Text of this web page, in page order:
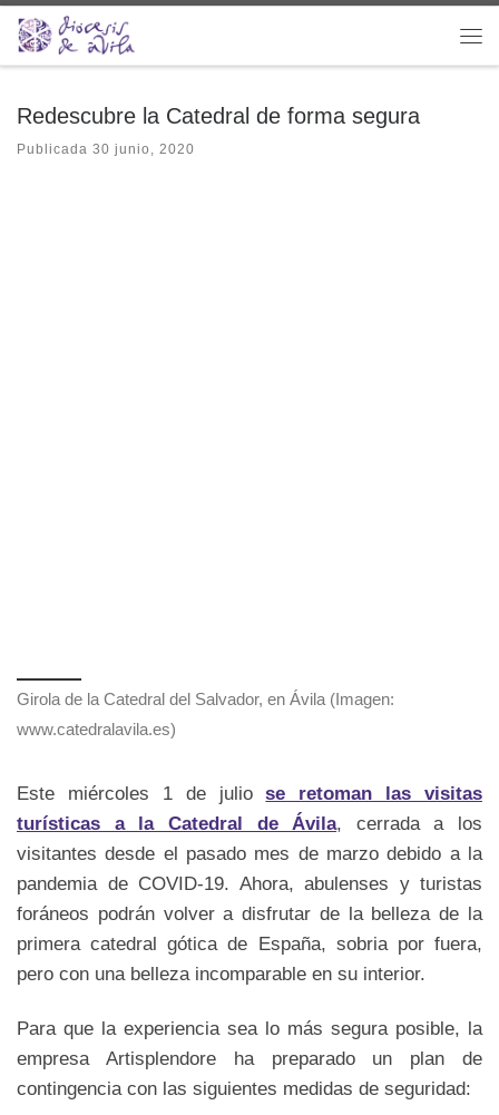
Saltar al contenido
Redescubre la Catedral de forma segura
Publicada 30 junio, 2020
Girola de la Catedral del Salvador, en Ávila (Imagen:
www.catedralavila.es)
Este miércoles 1 de juliose retoman las visitas
turísticas a la Catedral de Ávila, cerrada a los
visitantes desde el pasado mes de marzo debido a la
pandemia de COVID-19. Ahora, abulenses y turistas
foráneos podrán volver a disfrutar de la belleza de la
primera catedral gótica de España, sobria por fuera,
pero con una belleza incomparable en su interior.
Para que la experiencia sea lo más segura posible, la
empresa Artisplendore ha preparado un plan de
contingencia con las siguientes medidas de seguridad: